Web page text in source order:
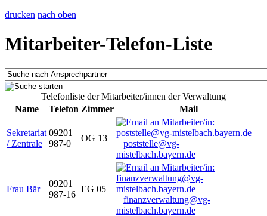
drucken nach oben
Mitarbeiter-Telefon-Liste
Telefonliste der Mitarbeiter/innen der Verwaltung
Name
Telefon Zimmer Mail
Sekretariat
/ Zentrale
09201
987-0
OG 13
poststelle@vg-
mistelbach.bayern.de
Frau Bär
09201
987-16
EG 05
finanzverwaltung@vg-
mistelbach.bayern.de